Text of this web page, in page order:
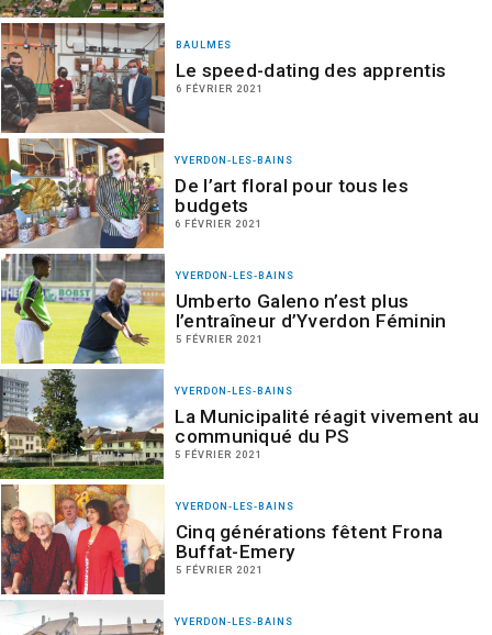
BAULMES
Le speed-dating des apprentis
6 FÉVRIER 2021
YVERDON-LES-BAINS
De l’art floral pour tous les
budgets
6 FÉVRIER 2021
YVERDON-LES-BAINS
Umberto Galeno n’est plus
l’entraîneur d’Yverdon Féminin
5 FÉVRIER 2021
YVERDON-LES-BAINS
La Municipalité réagit vivement au
communiqué du PS
5 FÉVRIER 2021
YVERDON-LES-BAINS
Cinq générations fêtent Frona
Buffat-Emery
5 FÉVRIER 2021
YVERDON-LES-BAINS